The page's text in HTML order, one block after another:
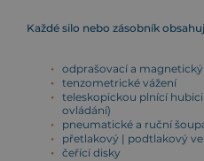
Každé silo nebo zásobník
odprašovací a
tenzometrické vážení
teleskopickou plnící
ovládání)
pneumatické a ruční
přetlakový | podtlakový
čeřící disky